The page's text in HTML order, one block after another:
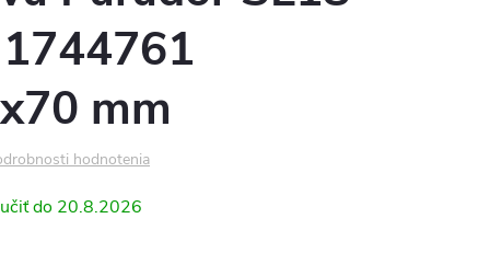
mm
hodnotenia
20.8.2026